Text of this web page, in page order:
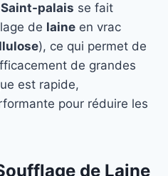
palais se fait
de laine en vrac
), ce qui permet de
de grandes
est rapide,
pour réduire les
de Laine